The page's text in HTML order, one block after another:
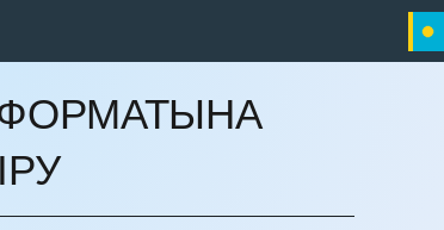
ФОРМАТЫНА